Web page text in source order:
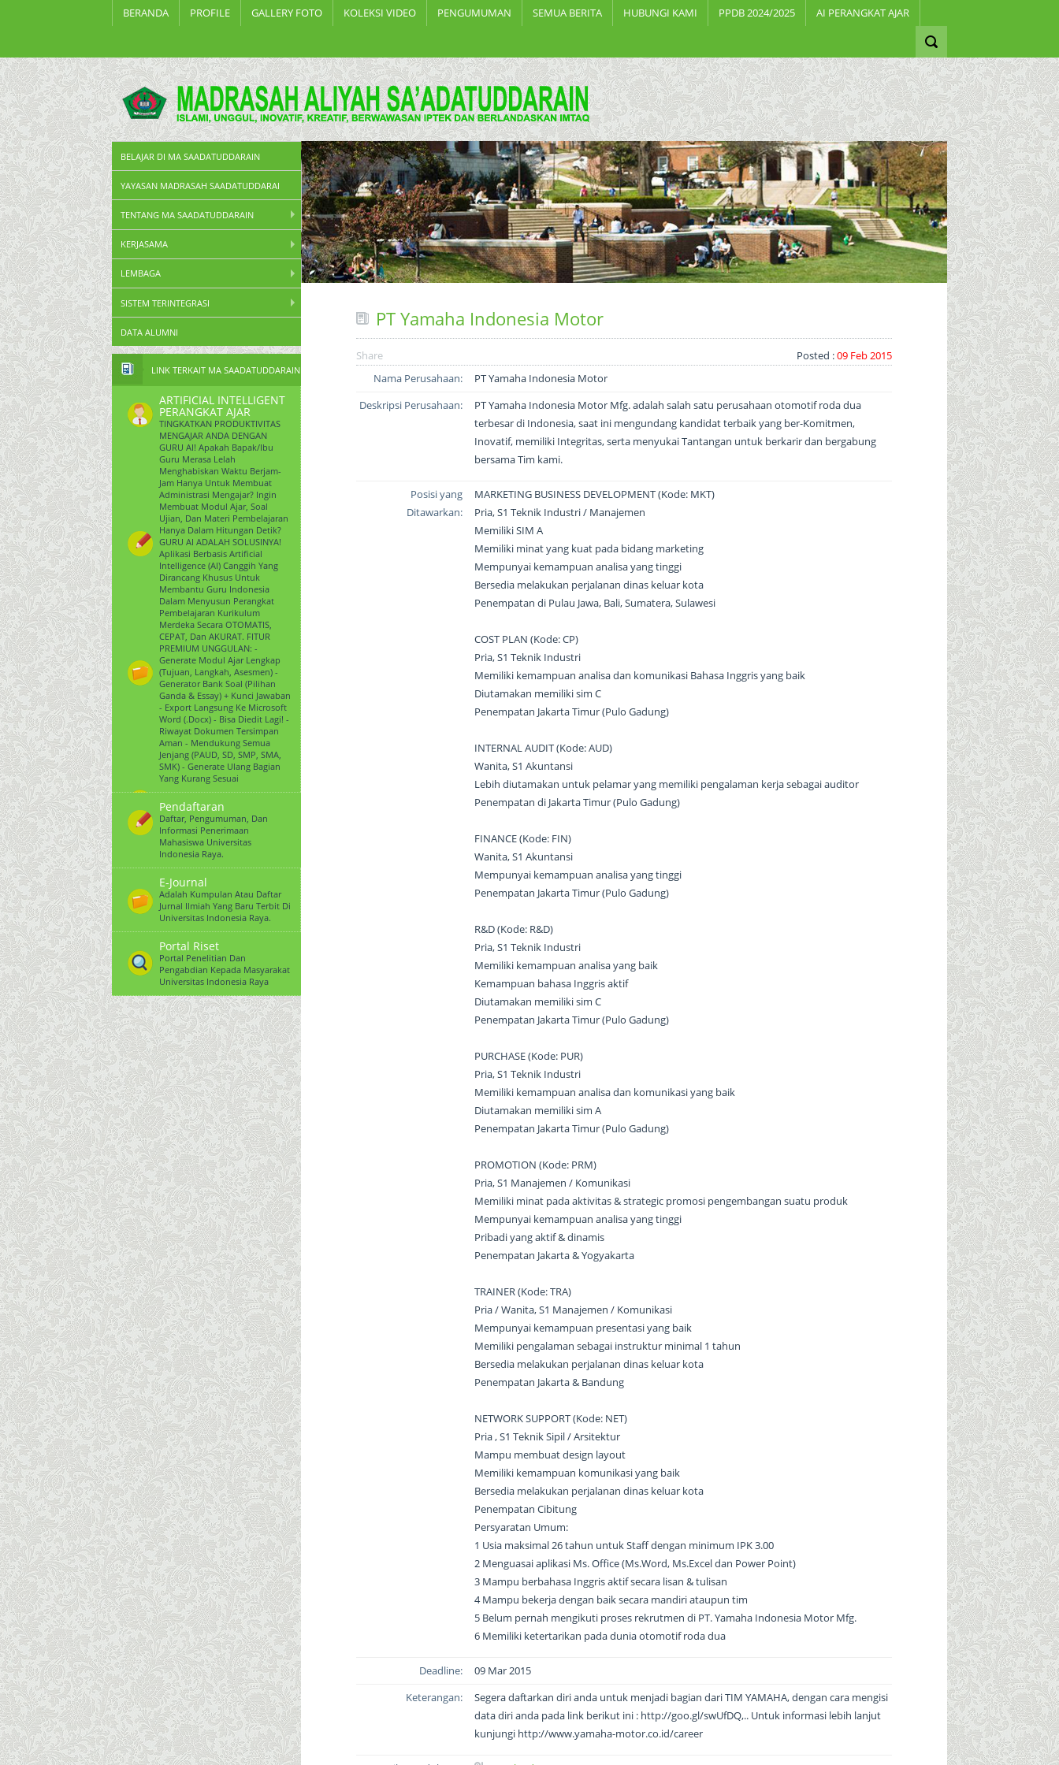
BERANDA PROFILE GALLERY FOTO KOLEKSI VIDEO PENGUMUMAN SEMUA BERITA HUBUNGI KAMI PPDB 2024/2025 AI PERANGKAT AJAR
BELAJAR DI MA SAADATUDDARAIN
YAYASAN MADRASAH SAADATUDDARAI
TENTANG MA SAADATUDDARAIN
KERJASAMA
LEMBAGA
SISTEM TERINTEGRASI
DATA ALUMNI
LINK TERKAIT MA SAADATUDDARAIN
ARTIFICIAL INTELLIGENT
PERANGKAT AJAR
TINGKATKAN PRODUKTIVITAS
MENGAJAR ANDA DENGAN
GURU AI! Apakah Bapak/Ibu
Guru Merasa Lelah
Menghabiskan Waktu Berjam-
Jam Hanya Untuk Membuat
Administrasi Mengajar? Ingin
Membuat Modul Ajar, Soal
Ujian, Dan Materi Pembelajaran
Hanya Dalam Hitungan Detik?
GURU AI ADALAH SOLUSINYA!
Aplikasi Berbasis Artificial
Intelligence (AI) Canggih Yang
Dirancang Khusus Untuk
Membantu Guru Indonesia
Dalam Menyusun Perangkat
Pembelajaran Kurikulum
Merdeka Secara OTOMATIS,
CEPAT, Dan AKURAT. FITUR
PREMIUM UNGGULAN: -
Generate Modul Ajar Lengkap
(Tujuan, Langkah, Asesmen) -
Generator Bank Soal (Pilihan
Ganda & Essay) + Kunci Jawaban
- Export Langsung Ke Microsoft
Word (.docx) - Bisa Diedit Lagi! -
Riwayat Dokumen Tersimpan
Aman - Mendukung Semua
Jenjang (PAUD, SD, SMP, SMA,
SMK) - Generate Ulang Bagian
Yang Kurang Sesuai
Pendaftaran
Daftar, Pengumuman, Dan
Informasi Penerimaan
Mahasiswa Universitas
Indonesia Raya.
E-Journal
Adalah Kumpulan Atau Daftar
Jurnal Ilmiah Yang Baru Terbit Di
Universitas Indonesia Raya.
Portal Riset
Portal Penelitian Dan
Pengabdian Kepada Masyarakat
Universitas Indonesia Raya
PT Yamaha Indonesia Motor
Share Posted :09 Feb 2015
Nama Perusahaan:
PT Yamaha Indonesia Motor
Deskripsi Perusahaan:
PT Yamaha Indonesia Motor Mfg. adalah salah satu perusahaan otomotif roda dua
terbesar di Indonesia, saat ini mengundang kandidat terbaik yang ber-Komitmen,
Inovatif, memiliki Integritas, serta menyukai Tantangan untuk berkarir dan bergabung
bersama Tim kami.
Posisi yang
Ditawarkan:
MARKETING BUSINESS DEVELOPMENT (Kode: MKT)
Pria, S1 Teknik Industri / Manajemen
Memiliki SIM A
Memiliki minat yang kuat pada bidang marketing
Mempunyai kemampuan analisa yang tinggi
Bersedia melakukan perjalanan dinas keluar kota
Penempatan di Pulau Jawa, Bali, Sumatera, Sulawesi
COST PLAN (Kode: CP)
Pria, S1 Teknik Industri
Memiliki kemampuan analisa dan komunikasi Bahasa Inggris yang baik
Diutamakan memiliki sim C
Penempatan Jakarta Timur (Pulo Gadung)
INTERNAL AUDIT (Kode: AUD)
Wanita, S1 Akuntansi
Lebih diutamakan untuk pelamar yang memiliki pengalaman kerja sebagai auditor
Penempatan di Jakarta Timur (Pulo Gadung)
FINANCE (Kode: FIN)
Wanita, S1 Akuntansi
Mempunyai kemampuan analisa yang tinggi
Penempatan Jakarta Timur (Pulo Gadung)
R&D (Kode: R&D)
Pria, S1 Teknik Industri
Memiliki kemampuan analisa yang baik
Kemampuan bahasa Inggris aktif
Diutamakan memiliki sim C
Penempatan Jakarta Timur (Pulo Gadung)
PURCHASE (Kode: PUR)
Pria, S1 Teknik Industri
Memiliki kemampuan analisa dan komunikasi yang baik
Diutamakan memiliki sim A
Penempatan Jakarta Timur (Pulo Gadung)
PROMOTION (Kode: PRM)
Pria, S1 Manajemen / Komunikasi
Memiliki minat pada aktivitas & strategic promosi pengembangan suatu produk
Mempunyai kemampuan analisa yang tinggi
Pribadi yang aktif & dinamis
Penempatan Jakarta & Yogyakarta
TRAINER (Kode: TRA)
Pria / Wanita, S1 Manajemen / Komunikasi
Mempunyai kemampuan presentasi yang baik
Memiliki pengalaman sebagai instruktur minimal 1 tahun
Bersedia melakukan perjalanan dinas keluar kota
Penempatan Jakarta & Bandung
NETWORK SUPPORT (Kode: NET)
Pria , S1 Teknik Sipil / Arsitektur
Mampu membuat design layout
Memiliki kemampuan komunikasi yang baik
Bersedia melakukan perjalanan dinas keluar kota
Penempatan Cibitung
Persyaratan Umum:
1 Usia maksimal 26 tahun untuk Staff dengan minimum IPK 3.00
2 Menguasai aplikasi Ms. Office (Ms.Word, Ms.Excel dan Power Point)
3 Mampu berbahasa Inggris aktif secara lisan & tulisan
4 Mampu bekerja dengan baik secara mandiri ataupun tim
5 Belum pernah mengikuti proses rekrutmen di PT. Yamaha Indonesia Motor Mfg.
6 Memiliki ketertarikan pada dunia otomotif roda dua
Deadline:
09 Mar 2015
Keterangan:
Segera daftarkan diri anda untuk menjadi bagian dari TIM YAMAHA, dengan cara mengisi
data diri anda pada link berikut ini : http://goo.gl/swUfDQ,.. Untuk informasi lebih lanjut
kunjungi http://www.yamaha-motor.co.id/career